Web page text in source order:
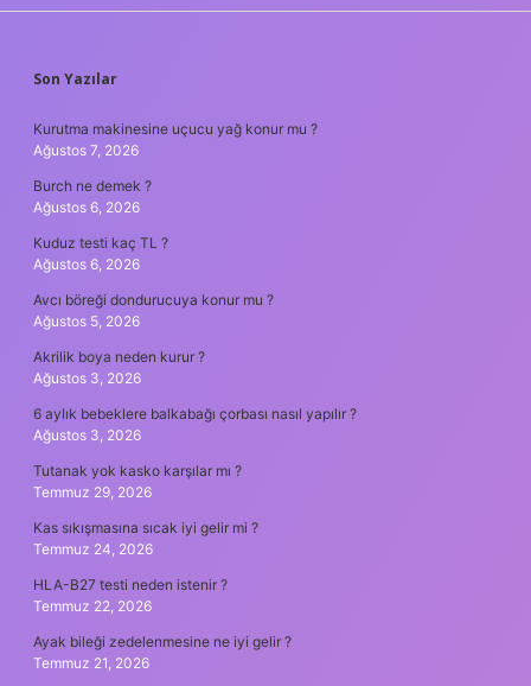
SIDEBAR
Son Yazılar
Kurutma makinesine uçucu yağ konur mu ?
Ağustos 7, 2026
Burch ne demek ?
Ağustos 6, 2026
Kuduz testi kaç TL ?
Ağustos 6, 2026
Avcı böreği dondurucuya konur mu ?
Ağustos 5, 2026
Akrilik boya neden kurur ?
Ağustos 3, 2026
6 aylık bebeklere balkabağı çorbası nasıl yapılır ?
Ağustos 3, 2026
Tutanak yok kasko karşılar mı ?
Temmuz 29, 2026
Kas sıkışmasına sıcak iyi gelir mi ?
Temmuz 24, 2026
HLA-B27 testi neden istenir ?
Temmuz 22, 2026
Ayak bileği zedelenmesine ne iyi gelir ?
Temmuz 21, 2026